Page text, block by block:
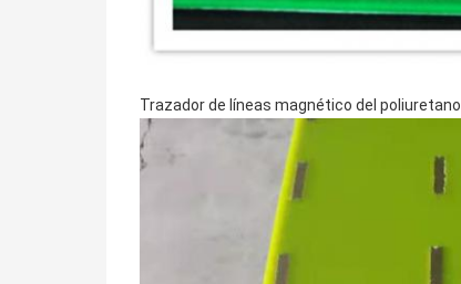
Trazador de líneas magnético del poliuretano